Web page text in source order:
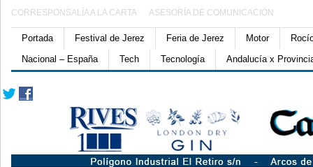
CORRESPONSALÍA A LA CARTA ASESORÍA DE COMUNICACIÓN
Portada Festival de Jerez Feria de Jerez Motor
Nacional – España
Tech Tecnología Andalucía x